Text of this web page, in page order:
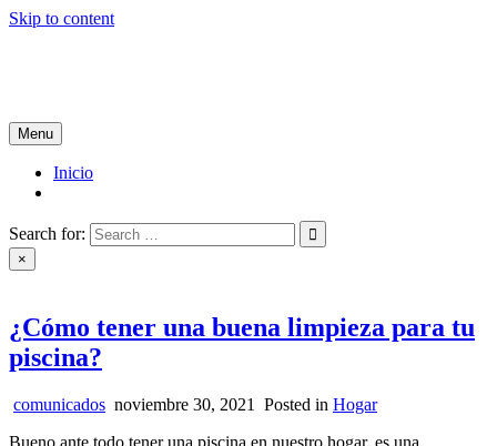
Skip to content
Menu
Inicio
Search for:
×
¿Cómo tener una buena limpieza para tu
piscina?
comunicados noviembre 30, 2021 Posted in Hogar
Bueno ante todo tener una piscina en nuestro hogar, es una